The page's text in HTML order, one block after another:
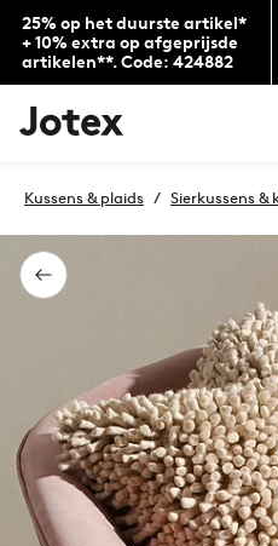
25% op het duurste artikel*
+ 10% extra op afgeprijsde
artikelen**. Code: 424882
Jotex
logo
to
home
page
Terug
Kussens & plaids Sierkussens &